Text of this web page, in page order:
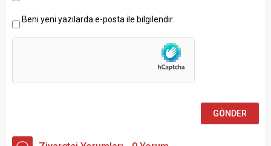
Beni yeni yazılarda e-posta ile bilgilendir.